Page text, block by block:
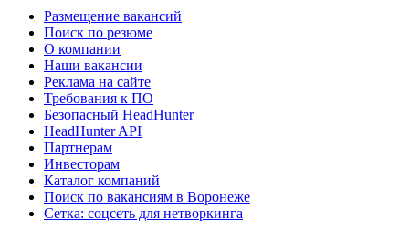
Размещение вакансий
Поиск по резюме
О компании
Наши вакансии
Реклама на сайте
Требования к ПО
Безопасный HeadHunter
HeadHunter API
Партнерам
Инвесторам
Каталог компаний
Поиск по вакансиям в Воронеже
Сетка: соцсеть для нетворкинга